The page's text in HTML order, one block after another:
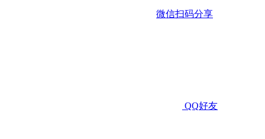
微信扫码分享
QQ好友